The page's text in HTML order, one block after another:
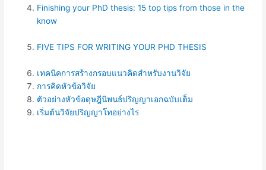
Finishing your PhD thesis: 15 top tips from those in the
know
FIVE TIPS FOR WRITING YOUR PHD THESIS
เทคนิคการสร้างกรอบแนวคิดสำหรับงานวิจัย
การคิดหัวข้อวิจัย
ตัวอย่างหัวข้อดุษฎีนิพนธ์ปริญญาเอกฉบับเต็ม
เริ่มต้นวิจัยปริญญาโทอย่างไร